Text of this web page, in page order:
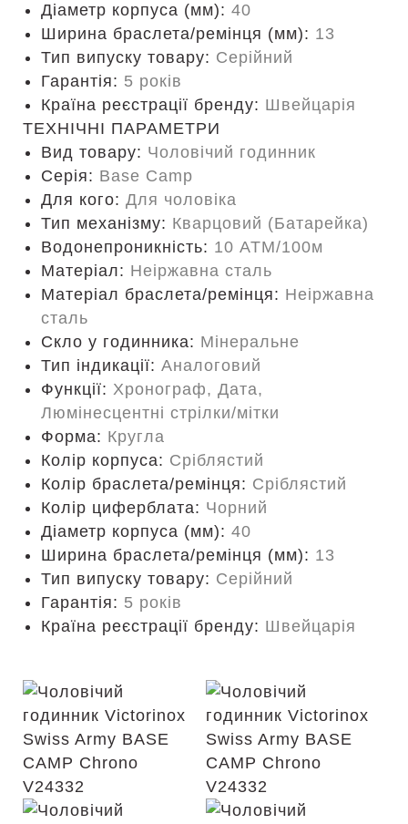
Діаметр корпуса (мм): 40
Ширина браслета/ремінця (мм): 13
Тип випуску товару: Серійний
Гарантія: 5 років
Країна реєстрації бренду: Швейцарія
ТЕХНІЧНІ ПАРАМЕТРИ
Вид товару: Чоловічий годинник
Серія: Base Camp
Для кого: Для чоловіка
Тип механізму: Кварцовий (Батарейка)
Водонепроникність: 10 ATM/100м
Матеріал: Неіржавна сталь
Матеріал браслета/ремінця: Неіржавна
сталь
Скло у годинника: Мінеральне
Тип індикації: Аналоговий
Функції: Хронограф, Дата,
Люмінесцентні стрілки/мітки
Форма: Кругла
Колір корпуса: Сріблястий
Колір браслета/ремінця: Сріблястий
Колір циферблата: Чорний
Діаметр корпуса (мм): 40
Ширина браслета/ремінця (мм): 13
Тип випуску товару: Серійний
Гарантія: 5 років
Країна реєстрації бренду: Швейцарія